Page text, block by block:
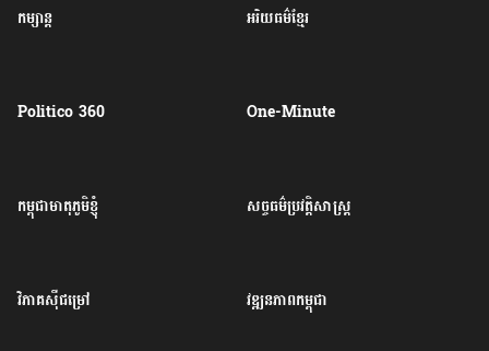
កម្សាន្ត អរិយធម៌ខ្មែរ
Politico 360 One-Minute
កម្ពុជាមាតុភូមិខ្ញុំ សច្ចធម៌ប្រវត្តិសាស្ត្រ
វិភាគសុីជម្រៅ វឌ្ឍនភាពកម្ពុជា